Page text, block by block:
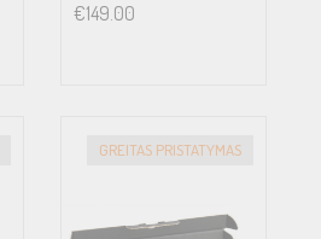
€149.00
GREITAS PRISTATYMAS